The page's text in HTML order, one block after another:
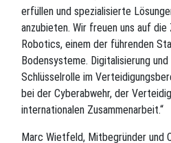
erfüllen und spezialisierte
anzubieten. Wir freuen uns auf
Robotics, einem der führenden
Bodensysteme. Digitalisierung
Schlüsselrolle im
bei der Cyberabwehr, der
internationalen Zusammenarbeit.“
Marc Wietfeld, Mitbegründer und